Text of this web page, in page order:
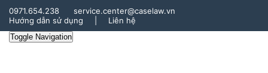
0971.654.238
service.center@caselaw.vn
Hướng dẫn sử dụng
Liên hệ
Toggle Navigation